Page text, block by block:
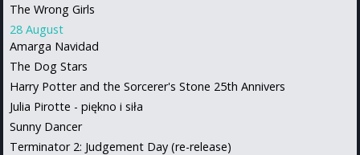
The Wrong Girls
28 August
Amarga Navidad
The Dog Stars
Harry Potter and the Sorcerer's Stone 25th Annivers
Julia Pirotte - piękno i siła
Sunny Dancer
Terminator 2: Judgement Day (re-release)